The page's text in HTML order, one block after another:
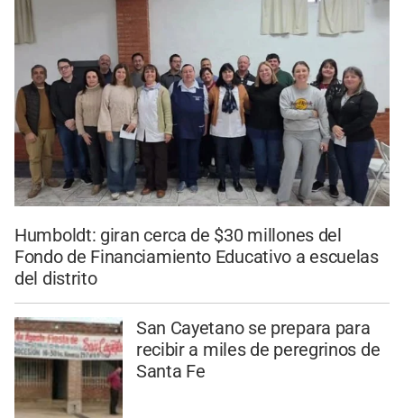
Humboldt: giran cerca de $30 millones del
Fondo de Financiamiento Educativo a escuelas
del distrito
San Cayetano se prepara para
recibir a miles de peregrinos de
Santa Fe